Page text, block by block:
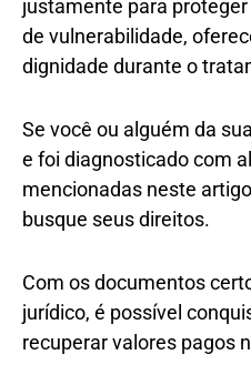
justamente para
de vulnerabilidade,
dignidade durante o
Se você ou alguém da
e foi diagnosticado com
mencionadas neste
busque seus direitos.
Com os documentos
jurídico, é possível
recuperar valores pagos